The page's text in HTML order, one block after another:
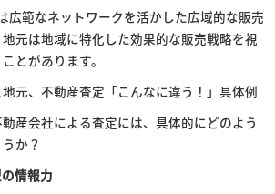
広範なネットワークを活かした広域的な販売
元は地域に特化した効果的な販売戦略を視
とがあります。
元、不動産査定「こんなに違う！」具体例
産会社による査定には、具体的にどのよう
か？
情報力